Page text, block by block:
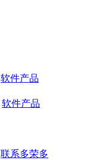
软件产品
软件产品
联系多荣多